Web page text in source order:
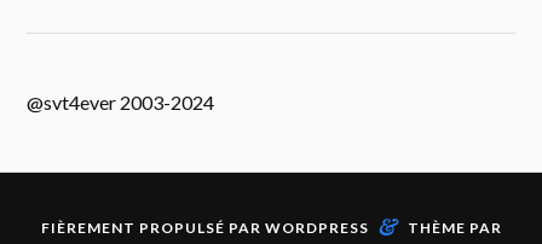
@svt4ever 2003-2024
FIÈREMENT PROPULSÉ PAR WORDPRESS &
THÈME PAR